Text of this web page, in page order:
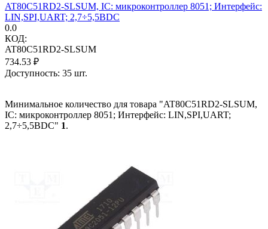
AT80C51RD2-SLSUM, IC: микроконтроллер 8051; Интерфейс:
LIN,SPI,UART; 2,7÷5,5ВDC
0.0
КОД:
AT80C51RD2-SLSUM
734.53 ₽
Доступность: 35 шт.
Минимальное количество для товара "AT80C51RD2-SLSUM,
IC: микроконтроллер 8051; Интерфейс: LIN,SPI,UART;
2,7÷5,5ВDC" 1.